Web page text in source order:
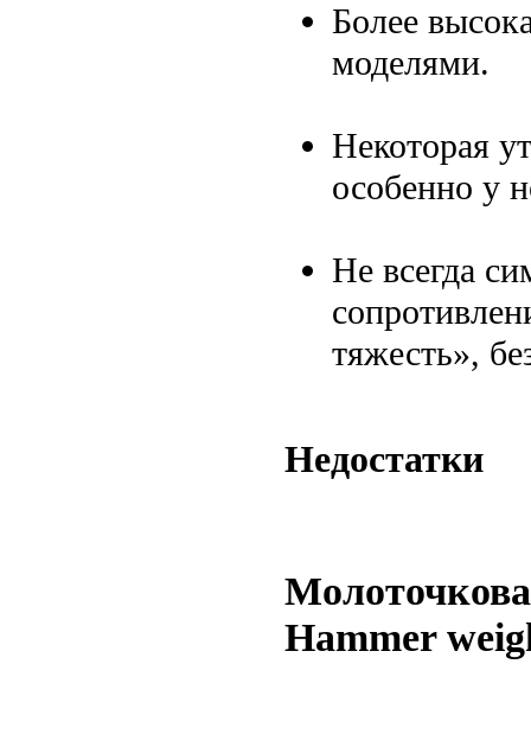
Более
моделями.
Некоторая
особенно у
Не всегда
тяжесть»,
Недостатки
Hammer